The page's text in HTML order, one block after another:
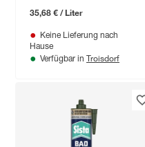
35,68 € / Liter
Keine Lieferung nach
Hause
Verfügbar in Troisdorf